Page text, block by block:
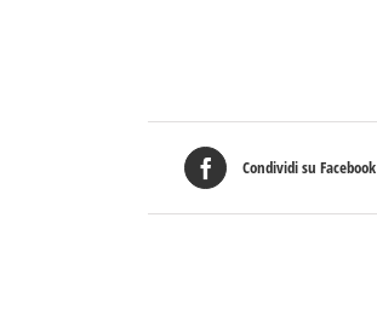
Condividi su Facebook